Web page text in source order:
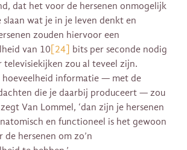
dat het voor de hersenen onmogelijk
slaan wat je in je leven denkt en
zouden hiervoor een
van 10 [24]
bits per seconde nodig
televisiekijken zou al teveel zijn.
hoeveelheid informatie — met de
die je daarbij produceert — zou
Van Lommel, ‘dan zijn je hersenen
en functioneel is het gewoon
hersenen om zo’n